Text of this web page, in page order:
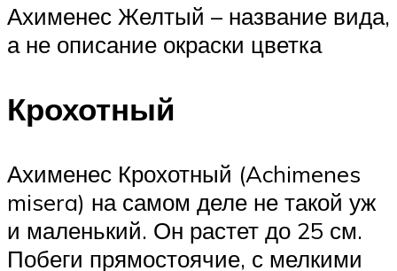
Ахименес Желтый – название вида,
а не описание окраски цветка
Крохотный
Ахименес Крохотный (Achimenes
misera) на самом деле не такой уж
и маленький. Он растет до 25 см.
Побеги прямостоячие, с мелкими